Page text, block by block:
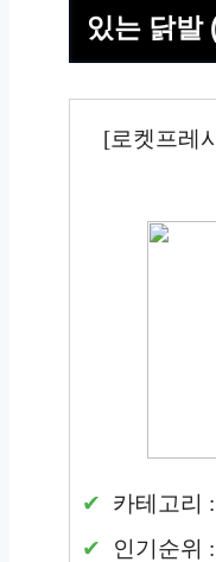
있는 닭발
[로켓프레
카테고리
인기순위